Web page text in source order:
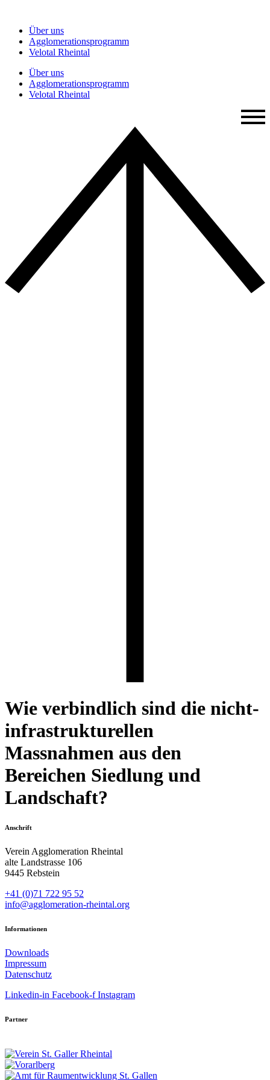
springenÜber uns
Agglomerationsprogramm
Velotal Rheintal
Über uns
Agglomerationsprogramm
Velotal Rheintal
Wie verbindlich sind die nicht-
infrastrukturellen
Massnahmen aus den
Bereichen Siedlung und
Landschaft?
Anschrift
Verein Agglomeration Rheintal
alte Landstrasse 106
9445 Rebstein
+41 (0)71 722 95 52
info@agglomeration-rheintal.org
Informationen
Downloads
Impressum
Datenschutz
Linkedin-in Facebook-f Instagram
Partner